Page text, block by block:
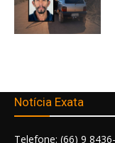
Notícia Exata
Telefone: (66) 9